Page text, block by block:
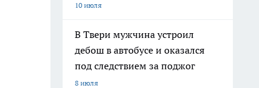
10 июля
В Твери мужчина устроил
дебош в автобусе и оказался
под следствием за поджог
8 июля